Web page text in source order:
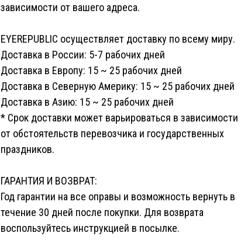
зависимости от вашего адреса.
EYEREPUBLIC осуществляет доставку по всему миру.
Доставка в России: 5-7 рабочих дней
Доставка в Европу: 15 ~ 25 рабочих дней
Доставка в Северную Америку: 15 ~ 25 рабочих дней
Доставка в Азию: 15 ~ 25 рабочих дней
* Срок доставки может варьироваться в зависимости
от обстоятельств перевозчика и государственных
праздников.
ГАРАНТИЯ И ВОЗВРАТ:
Год гарантии на все оправы и возможность вернуть в
течение 30 дней после покупки. Для возврата
воспользуйтесь инструкцией в посылке.